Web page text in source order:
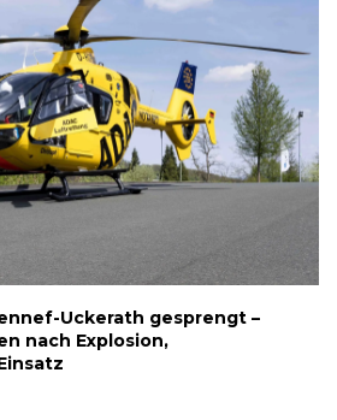
Uckerath gesprengt –
nach Explosion,